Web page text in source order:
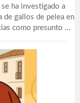
se ha investigado a
de gallos de pelea en
como presunto ...